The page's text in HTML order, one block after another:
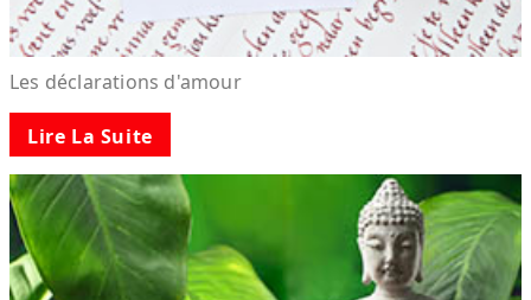
Les déclarations d'amour
Lire La Suite